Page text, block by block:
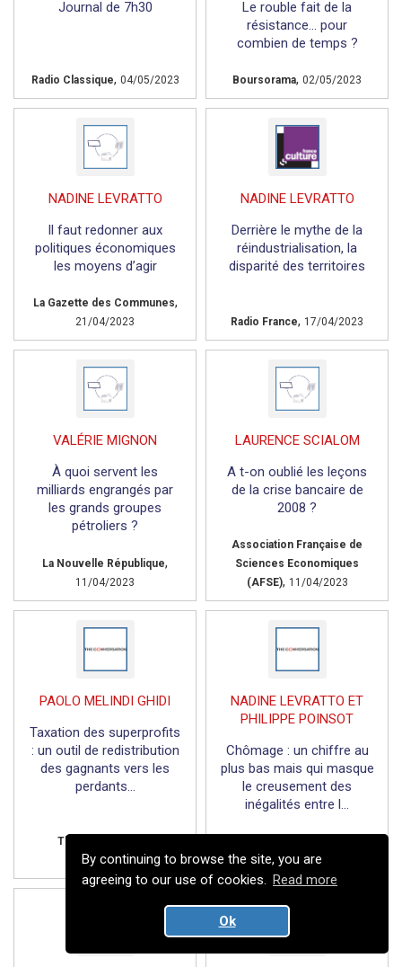
By continuing to browse the site, you are
agreeing to our use of cookies. Read more
Ok
Journal de 7h30
Radio Classique, 04/05/2023
Le rouble fait de la
résistance... pour
combien de temps ?
Boursorama, 02/05/2023
NADINE LEVRATTO
Il faut redonner aux
politiques économiques
les moyens d’agir
La Gazette des Communes,
21/04/2023
NADINE LEVRATTO
Derrière le mythe de la
réindustrialisation, la
disparité des territoires
Radio France, 17/04/2023
VALÉRIE MIGNON
À quoi servent les
milliards engrangés par
les grands groupes
pétroliers ?
La Nouvelle République,
11/04/2023
LAURENCE SCIALOM
A t-on oublié les leçons
de la crise bancaire de
2008 ?
Association Française de
Sciences Economiques
(AFSE), 11/04/2023
PAOLO MELINDI GHIDI
Taxation des superprofits
: un outil de redistribution
des gagnants vers les
perdants...
The conversation
04/04/2023
NADINE LEVRATTO ET
PHILIPPE POINSOT
Chômage : un chiffre au
plus bas mais qui masque
le creusement des
inégalités entre l...
03/04/2023